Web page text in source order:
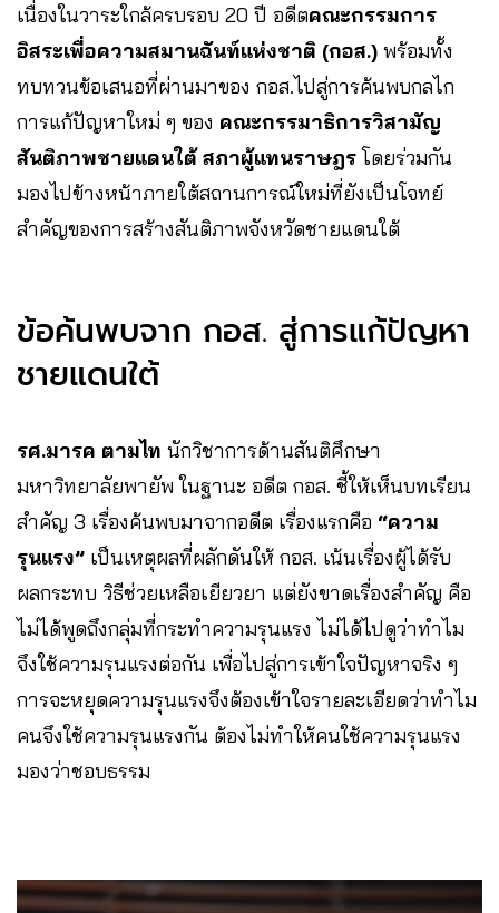
เนื่องในวาระใกล้ครบรอบ 20 ปี อดีตคณะกรรมการ
อิสระเพื่อความสมานฉันท์แห่งชาติ (กอส.) พร้อมทั้ง
ทบทวนข้อเสนอที่ผ่านมาของ กอส.ไปสู่การค้นพบกลไก
การแก้ปัญหาใหม่ ๆ ของ คณะกรรมาธิการวิสามัญ
สันติภาพชายแดนใต้ สภาผู้แทนราษฎรโดยร่วมกัน
มองไปข้างหน้าภายใต้สถานการณ์ใหม่ที่ยังเป็นโจทย์
สำคัญของการสร้างสันติภาพจังหวัดชายแดนใต้
ข้อค้นพบจาก กอส. สู่การแก้ปัญหา
ชายแดนใต้
รศ.มารค ตามไท นักวิชาการด้านสันติศึกษา
มหาวิทยาลัยพายัพ ในฐานะ อดีต กอส. ชี้ให้เห็นบทเรียน
สำคัญ 3 เรื่องค้นพบมาจากอดีต เรื่องแรกคือ “ความ
รุนแรง” เป็นเหตุผลที่ผลักดันให้ กอส. เน้นเรื่องผู้ได้รับ
ผลกระทบ วิธีช่วยเหลือเยียวยา แต่ยังขาดเรื่องสำคัญ คือ
ไม่ได้พูดถึงกลุ่มที่กระทำความรุนแรง ไม่ได้ไปดูว่าทำไม
จึงใช้ความรุนแรงต่อกัน เพื่อไปสู่การเข้าใจปัญหาจริง ๆ
การจะหยุดความรุนแรงจึงต้องเข้าใจรายละเอียดว่าทำไม
คนจึงใช้ความรุนแรงกัน ต้องไม่ทำให้คนใช้ความรุนแรง
มองว่าชอบธรรม